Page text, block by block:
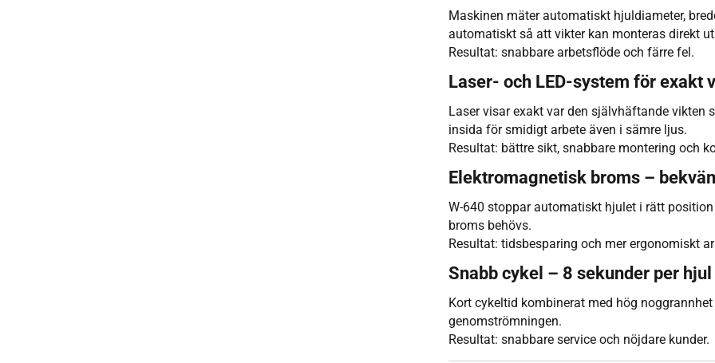
Maskinen mäter automatiskt hjuldiameter,
automatiskt så att vikter kan monteras direkt
Resultat: snabbare arbetsflöde och färre fel.
Laser- och LED-system för exakt
Laser visar exakt var den självhäftande vikten
insida för smidigt arbete även i sämre ljus.
Resultat: bättre sikt, snabbare montering och
Elektromagnetisk broms –
W-640 stoppar automatiskt hjulet i rätt
broms behövs.
Resultat: tidsbesparing och mer ergonomiskt
Snabb cykel – 8 sekunder per hjul
Kort cykeltid kombinerat med hög
genomströmningen.
Resultat: snabbare service och nöjdare kunder.